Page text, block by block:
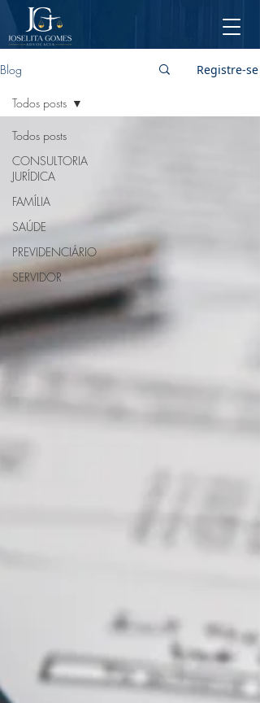
Blog Registre-se
Todos posts
CONSULTORIA
JURÍDICA
FAMÍLIA
SAÚDE
PREVIDENCIÁRIO
SERVIDOR
Todos posts